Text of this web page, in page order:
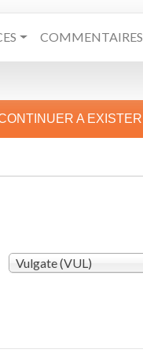
COMMENTAIRES
A EXISTER
Vulgate (VUL)